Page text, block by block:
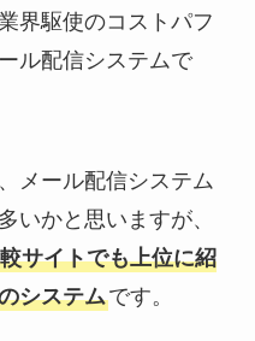
界駆使のコストパフ
ル配信システムで
メール配信システム
いかと思いますが、
サイトでも上位に紹
システムです。